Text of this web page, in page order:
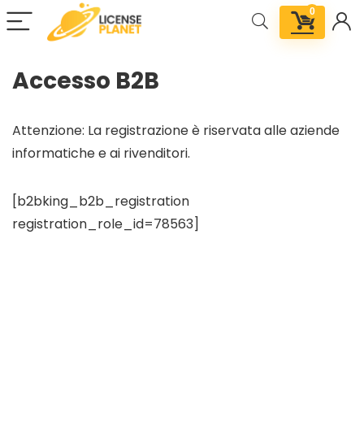
0
Accesso B2B
Attenzione: La registrazione è riservata alle aziende
informatiche e ai rivenditori.
[b2bking_b2b_registration
registration_role_id=78563]